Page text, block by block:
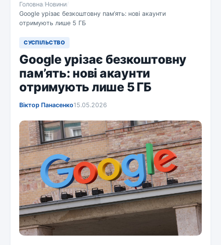
Головна/Новини/
Google урізає безкоштовну пам’ять: нові акаунти
отримують лише 5 ГБ
СУСПІЛЬСТВО
Google урізає безкоштовну
пам’ять: нові акаунти
отримують лише 5 ГБ
Віктор Панасенко15.05.2026